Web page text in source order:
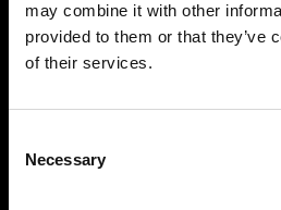
may combine it with other
provided to them or that they’ve
of their services.
Selection
Necessary
+ di 40 anni di esperienza